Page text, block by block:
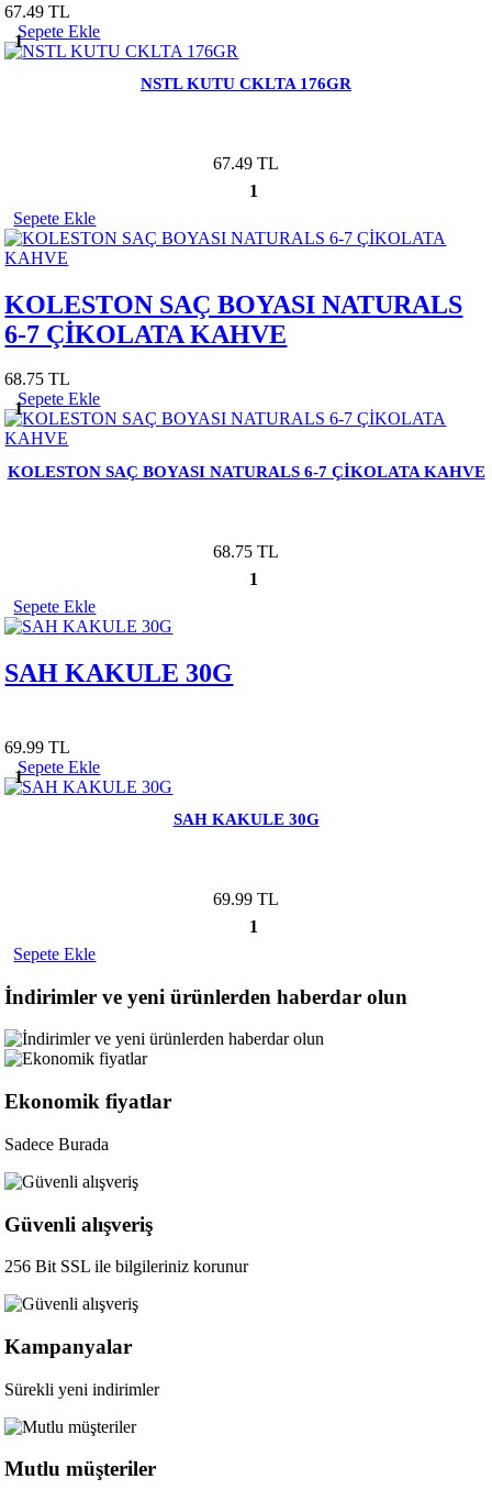
67.49 TL
1
Sepete Ekle
NSTL KUTU CKLTA 176GR
67.49 TL
1
Sepete Ekle
KOLESTON SAÇ BOYASI NATURALS
6-7 ÇİKOLATA KAHVE
68.75 TL
1
Sepete Ekle
KOLESTON SAÇ BOYASI NATURALS 6-7 ÇİKOLATA KAHVE
68.75 TL
1
Sepete Ekle
SAH KAKULE 30G
69.99 TL
1
Sepete Ekle
SAH KAKULE 30G
69.99 TL
1
Sepete Ekle
İndirimler ve yeni ürünlerden haberdar olun
Ekonomik fiyatlar
Sadece Burada
Güvenli alışveriş
256 Bit SSL ile bilgileriniz korunur
Kampanyalar
Sürekli yeni indirimler
Mutlu müşteriler